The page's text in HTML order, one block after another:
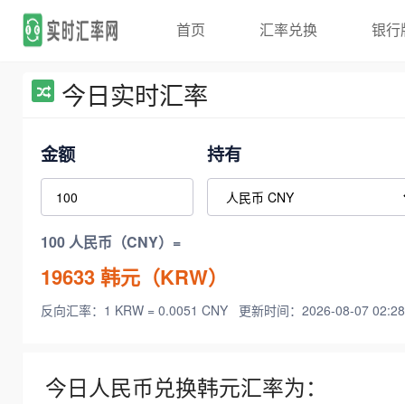
首页 汇率兑换 银行
今日实时汇率
金额 持有
100 人民币（CNY）=
19633韩元（KRW）
反向汇率：1 KRW = 0.0051 CNY 更新时间：2026-08-07
今日人民币兑换韩元汇率为：